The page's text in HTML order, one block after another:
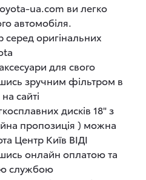
ua.com ви легко
автомобіля.
серед оригінальних
для свого
зручним фільтром в
сайті
дисків 18" з
пропозиція ) можна
Центр Київ ВІДІ
онлайн оплатою та
службою